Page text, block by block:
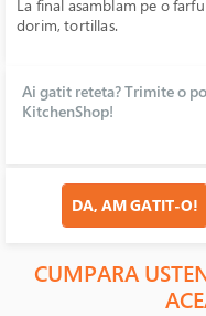
La final asamblam pe o
dorim, tortillas.
Ai gatit reteta? Trimite o
KitchenShop!
DA, AM GATIT-O!
CUMPARA